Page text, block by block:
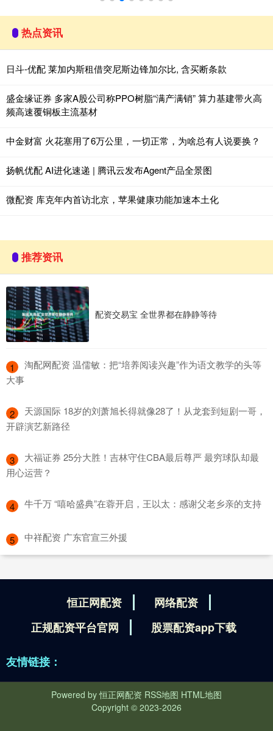
热点资讯
日斗-优配 莱加内斯租借突尼斯边锋加尔比, 含买断条款
盛金缘证券 多家A股公司称PPO树脂“满产满销” 算力基建带火高
频高速覆铜板主流基材
中金财富 火花塞用了6万公里，一切正常，为啥总有人说要换？
扬帆优配 AI进化速递 | 腾讯云发布Agent产品全景图
微配资 库克年内首访北京，苹果健康功能加速本土化
推荐资讯
配资交易宝 全世界都在静静等待
1
​淘配网配资 温儒敏：把“培养阅读兴趣”作为语文教学的头等
大事
2
​天源国际 18岁的刘萧旭长得就像28了！从龙套到短剧一哥，
开辟演艺新路径
3
​大福证券 25分大胜！吉林守住CBA最后尊严 最穷球队却最
用心运营？
4 ​牛千万 “嘻哈盛典”在蓉开启，王以太：感谢父老乡亲的支持
5 ​中祥配资 广东官宣三外援
恒正网配资
网络配资
正规配资平台官网
股票配资app下载
友情链接：
Powered by恒正网配资 RSS地图 HTML地图
Copyright © 2023-2026